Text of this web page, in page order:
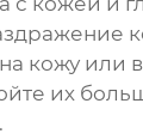
кожу или в
их